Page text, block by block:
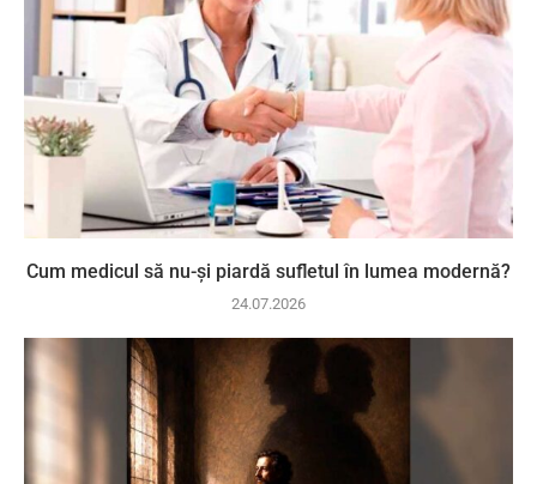
Cum medicul să nu-și piardă sufletul în lumea modernă?
24.07.2026